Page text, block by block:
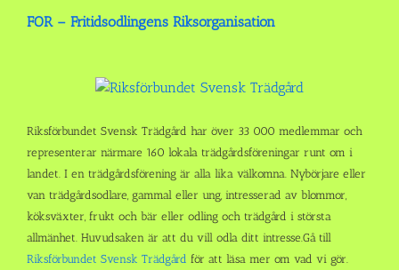
FOR – Fritidsodlingens Riksorganisation
Riksförbundet Svensk Trädgård har över 33 000 medlemmar och
representerar närmare 160 lokala trädgårdsföreningar runt om i
landet. I en trädgårdsförening är alla lika välkomna. Nybörjare eller
van trädgårdsodlare, gammal eller ung, intresserad av blommor,
köksväxter, frukt och bär eller odling och trädgård i största
allmänhet. Huvudsaken är att du vill odla ditt intresse.Gå till
Riksförbundet Svensk Trädgård för att läsa mer om vad vi gör.